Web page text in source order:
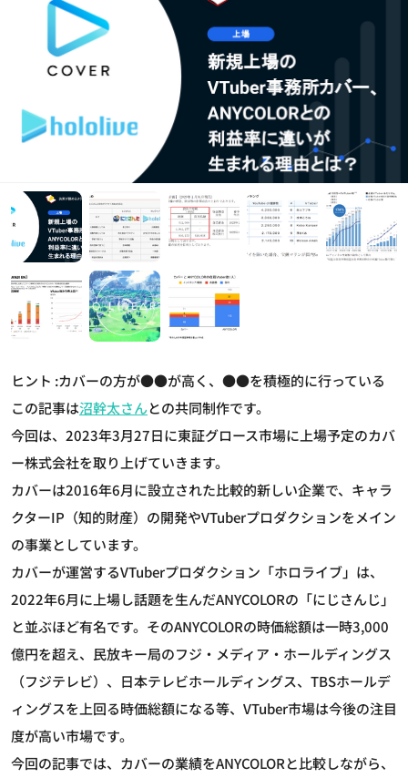
ヒント :カバーの方が●●が高く、●●を積極的に行っている
この記事は沼幹太さんとの共同制作です。
今回は、2023年3月27日に東証グロース市場に上場予定のカバ
ー株式会社を取り上げていきます。
カバーは2016年6月に設立された比較的新しい企業で、キャラ
クターIP（知的財産）の開発やVTuberプロダクションをメイン
の事業としています。
カバーが運営するVTuberプロダクション「ホロライブ」は、
2022年6月に上場し話題を生んだANYCOLORの「にじさんじ」
と並ぶほど有名です。そのANYCOLORの時価総額は一時3,000
億円を超え、民放キー局のフジ・メディア・ホールディングス
（フジテレビ）、日本テレビホールディングス、TBSホールデ
ィングスを上回る時価総額になる等、VTuber市場は今後の注目
度が高い市場です。
今回の記事では、カバーの業績をANYCOLORと比較しながら、